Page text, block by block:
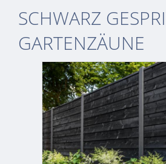
SCHWARZ
GARTENZÄUNE